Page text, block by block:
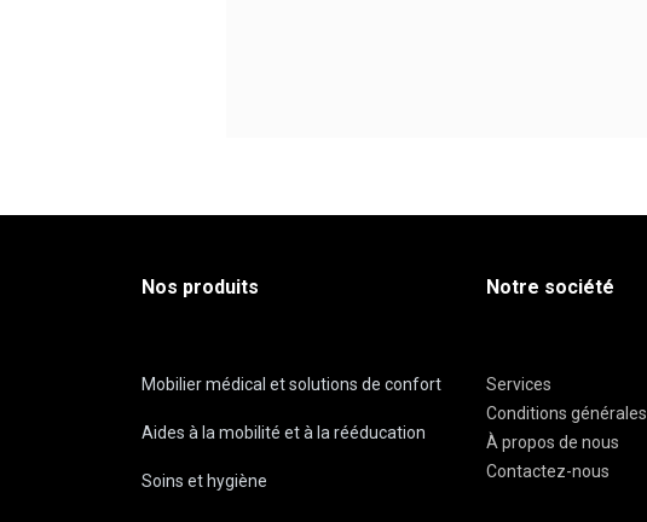
Nos produits
Mobilier médical et solutions de confort
Aides à la mobilité et à la rééducation
Soins et hygiène
Notre société
Services
Conditions générales
À propos de nous
Contactez-nous